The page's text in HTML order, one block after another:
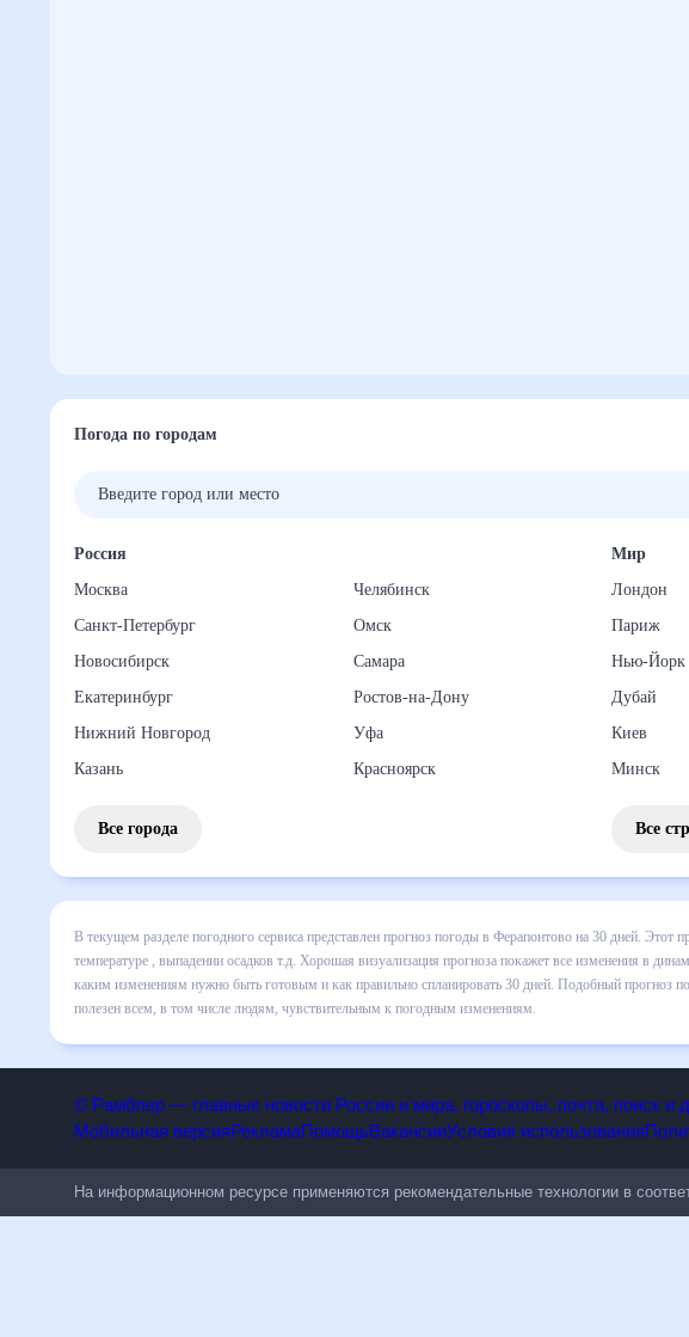
Погода по городам
Россия
Москва
Санкт-Петербург
Новосибирск
Екатеринбург
Нижний Новгород
Казань
Челябинск
Омск
Самара
Ростов-на-Дону
Уфа
Красноярск
Все города
Мир
Лондон
Париж
Нью-Йорк
Дубай
Киев
Минск
Все
В текущем разделе погодного сервиса представлен прогноз погоды в
месяц включает все сведения по дневной температуре , выпадении осадков
динамике и даст понять, какая будет погода в Ферапонтово в ближайший
спланировать 30 дней. Подобный прогноз погоды в Ферапонтово,
© Рамблер — главные новости России и мира, гороскопы, почта,
На информационном ресурсе применяются рекомендательные технологии в